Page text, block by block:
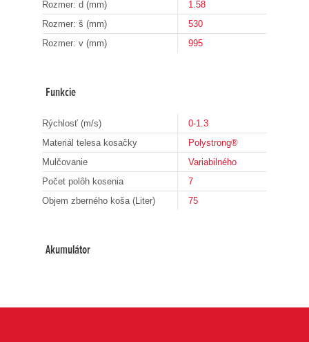
Rozmer: d (mm)
1.58
Rozmer: š (mm)
530
Rozmer: v (mm)
995
Funkcie
Rýchlosť (m/s)
0-1.3
Materiál telesa kosačky
Polystrong®
Mulčovanie
Variabilného
Počet polôh kosenia
7
Objem zberného koša (Liter)
75
Akumulátor